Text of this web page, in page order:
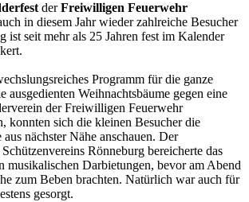
derFreiwilligen Feuerwehr
in diesem Jahr wieder zahlreiche Besucher
ist seit mehr als 25 Jahren fest im Kalender
Programm für die ganze
ausgedienten Weihnachtsbäume gegen eine
der Freiwilligen Feuerwehr
konnten sich die kleinen Besucher die
nächster Nähe anschauen. Der
Schützenvereins Rönneburg bereicherte das
musikalischen Darbietungen, bevor am Abend
zum Beben brachten. Natürlich war auch für
gesorgt.